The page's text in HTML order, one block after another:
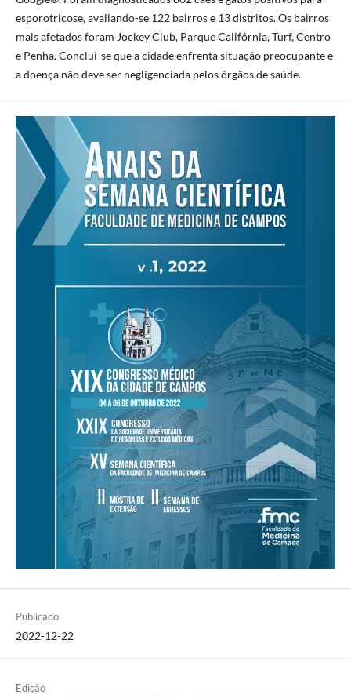
esporotricose, avaliando-se 122 bairros e 13 distritos. Os bairros
mais afetados foram Jockey Club, Parque Califórnia, Turf, Centro
e Penha. Conclui-se que a cidade enfrenta situação preocupante e
a doença não deve ser negligenciada pelos órgãos de saúde.
Publicado
2022-12-22
Edição